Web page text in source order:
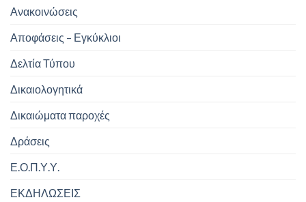
Ανακοινώσεις
Αποφάσεις – Εγκύκλιοι
Δελτία Τύπου
Δικαιολογητικά
Δικαιώματα παροχές
Δράσεις
Ε.Ο.Π.Υ.Υ.
ΕΚΔΗΛΩΣΕΙΣ